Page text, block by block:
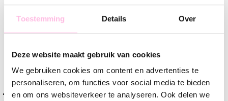
Toestemming Details Over
Deze website maakt gebruik van cookies
We gebruiken cookies om content en advertenties te
personaliseren, om functies voor social media te bieden
en om ons websiteverkeer te analyseren. Ook delen we
RVS creool met zoetwaterparel -
zilver
Varianten:
Goud Zilver
Gratis verzending vanaf €35,-